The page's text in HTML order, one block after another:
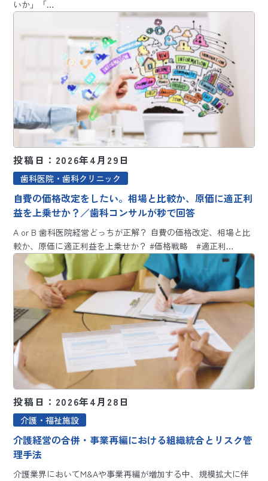
いか」「…
投稿日：2026年4月29日
歯科医院・歯科クリニック
自費の価格改定をしたい。相場と比較か、原価に適正利
益を上乗せか？／歯科コンサルが秒で回答
A or B 歯科医院経営どっちが正解？ 自費の価格改定、相場と比
較か、原価に適正利益を上乗せか？ #価格戦略 #適正利…
投稿日：2026年4月28日
介護・福祉施設
介護経営の合併・事業再編における組織統合とリスク管
理手法
介護業界においてM&Aや事業再編が増加する中、規模拡大に伴